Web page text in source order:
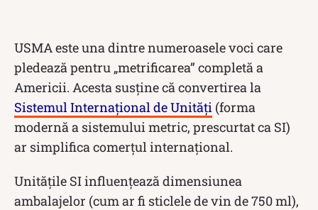
USMA este una dintre numeroasele voci care
pledează pentru „metrificarea” completă a
Americii. Acesta susține că convertirea la
Sistemul Internațional de Unități (forma
modernă a sistemului metric, prescurtat ca SI)
ar simplifica comerțul internațional.
Unitățile SI influențează dimensiunea
ambalajelor (cum ar fi sticlele de vin de 750 ml),